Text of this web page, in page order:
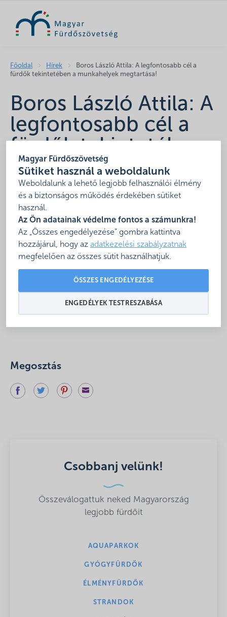
Magyar Fürdőszövetség
Sütiket használ a weboldalunk
Weboldalunk a lehető legjobb felhasználói élmény
és a biztonságos működés érdekében sütiket
használ.
Az Ön adatainak védelme fontos a számunkra!
Az „Összes engedélyezése” gombra kattintva
hozzájárul, hogy az adatkezelési szabályzatnak
megfelelően az összes sütit használhatjuk.
ÖSSZES ENGEDÉLYEZÉSE
ENGEDÉLYEK TESTRESZABÁSA
Főoldal Hírek
Boros László Attila: A legfontosabb cél a
fürdők tekintetében a munkahelyek megtartása!
Boros László Attila: A
legfontosabb cél a
fürdők tekintetében
a munkahelyek
megtartása!
2020. április 23.
A Magyarország élőben vendége volt Boros László Attila,
a Magyar Fürdőszövetség elnöke.
https://hirtv.hu/magyarorszageloben/boros-attila-
laszlo-a-legfontosabb-cel-a-furdok-tekinteteben-a-
munkahelyek-megtartasa-2499779
Megosztás
Csobbanj velünk!
Összeválogattuk neked Magyarország
legjobb fürdőit
AQUAPARKOK
GYÓGYFÜRDŐK
ÉLMÉNYFÜRDŐK
STRANDOK